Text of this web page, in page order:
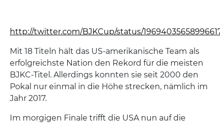
http://twitter.com/BJKCup/status/
Mit 18 Titeln hält das US-amerikanische Team als
erfolgreichste Nation den Rekord für die meisten
BJKC-Titel. Allerdings konnten sie seit 2000 den
Pokal nur einmal in die Höhe strecken, nämlich im
Jahr 2017.
Im morgigen Finale trifft die USA nun auf die